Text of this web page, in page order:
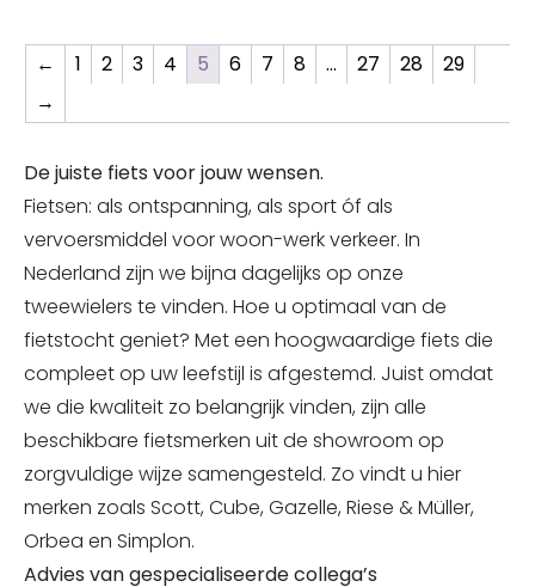
schijfremmen van Sram, krachtig genoeg om
harder en later te remmen; voor nóg meer
tempo. Met de bijpassende elektronische Rival
letterlijk onder je vingertoppen. De rest is aan
jou.Frame omschrijvingDe Agree C:62 ziet er
niet alleen snel uit, maar hij ís ook snel.
Geïnspireerd door onze high-end wegracers
en tijdrijders hebben onze technici een carbon
frame gecreëerd waarop de wind nauwelijks
vat heeft, maar dat dankzij de geavanceerde
constructie van C:62®-carbon tegelijkertijd
bovengemiddeld comfortabel is. Dubbele
winst dus, want niet alleen is de
luchtweerstand lager, ook raak je minder snel
vermoeid. O ja, check ook de (optionele) fraai
geïntegreerde opbergbox onder de bovenbuis
even. Handig hè? En geloof het of geloof het
niet: hij verlaagt de luchtweerstand ook nog
← 1 2 3 4 5 6 7 8 … 27 28
29
→
De juiste fiets voor jouw wensen.
Fietsen: als ontspanning, als sport óf als
vervoersmiddel voor woon-werk verkeer. In
Nederland zijn we bijna dagelijks op onze
tweewielers te vinden. Hoe u optimaal van de
fietstocht geniet? Met een hoogwaardige fiets die
compleet op uw leefstijl is afgestemd. Juist omdat
we die kwaliteit zo belangrijk vinden, zijn alle
beschikbare fietsmerken uit de showroom op
zorgvuldige wijze samengesteld. Zo vindt u hier
merken zoals Scott, Cube, Gazelle, Riese & Müller,
Orbea en Simplon.
Advies van gespecialiseerde collega’s